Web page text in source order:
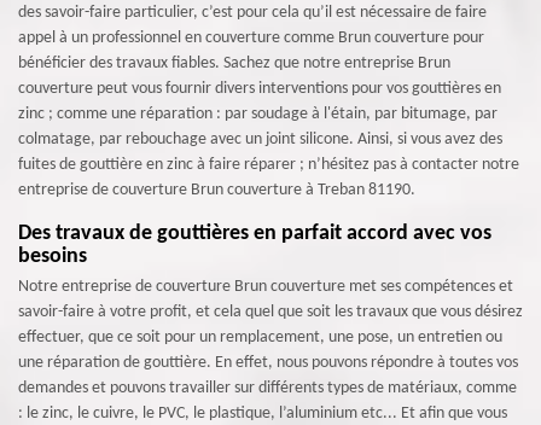
des savoir-faire particulier, c’est pour cela qu’il est nécessaire de faire
appel à un professionnel en couverture comme Brun couverture pour
bénéficier des travaux fiables. Sachez que notre entreprise Brun
couverture peut vous fournir divers interventions pour vos gouttières en
zinc ; comme une réparation : par soudage à l'étain, par bitumage, par
colmatage, par rebouchage avec un joint silicone. Ainsi, si vous avez des
fuites de gouttière en zinc à faire réparer ; n’hésitez pas à contacter notre
entreprise de couverture Brun couverture à Treban 81190.
Des travaux de gouttières en parfait accord avec vos
besoins
Notre entreprise de couverture Brun couverture met ses compétences et
savoir-faire à votre profit, et cela quel que soit les travaux que vous désirez
effectuer, que ce soit pour un remplacement, une pose, un entretien ou
une réparation de gouttière. En effet, nous pouvons répondre à toutes vos
demandes et pouvons travailler sur différents types de matériaux, comme
: le zinc, le cuivre, le PVC, le plastique, l’aluminium etc... Et afin que vous